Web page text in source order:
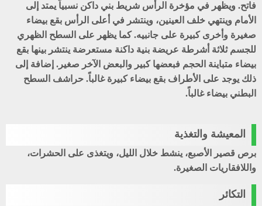
فاتح. ويظهر في مؤخرة الرأس شريط بني داكن نسبياً يمتد إلى
الأمام وينتهي خلف العينين، وينتشر في أعلى الرأس بقع بيضاء
صغيرة وأخرى كبيرة على جانبيه. كما يظهر على السطح الظهري
للجسم ثلاثة أشرطة عريضة بنية داكنة مستعرضة ينتشر بينها بقع
بيضاء متباينة الحجم فبعضها كبير والبعض الآخر صغير. إضافة إلى
ذلك يوجد على الأطراف بقع بيضاء كبيرة غالباً. حراشف السطح
البطني بيضاء غالباً.
المعيشة والتغذية
برص قصير الأصبع، ينشط خلال الليل، ويتغذى على الحشرات،
واللافقاريات الصغيرة.
التكائر